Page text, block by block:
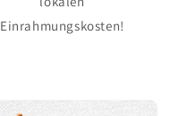
Einrahmungskosten!